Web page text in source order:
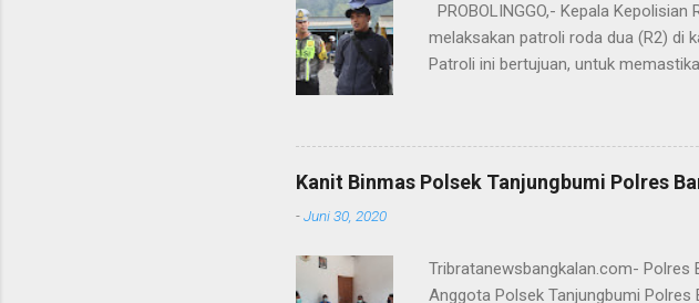
PROBOLINGGO,- Kepala
melaksakan patroli roda dua (R2) di
Patroli ini bertujuan, untuk
mengantisipasi hal-hal yang tidak
meningkat selama libur Lebaran,"
pihaknya melakukan hal ini sebagai
menekankan pentingnya
Kanit Binmas Polsek Tanjungbumi Polres
-Juni 30, 2020
Tribratanewsbangkalan.com- Polres
Anggota Polsek Tanjungbumi